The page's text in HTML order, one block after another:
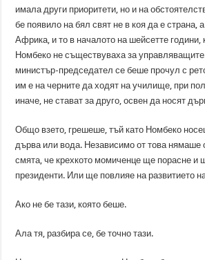
имала други приоритети, но и на
бе появило на бял свят не в коя да е
Африка, и то в началото на шейсетте години,
Номбеко не съществуваха за
министър-председател се беше прочул с
им е на черните да ходят на училище, при
иначе, не стават за друго, освен да носят
Общо взето, грешеше, тъй като Номбеко
дърва или вода. Независимо от това нямаше
смята, че крехкото момиченце ще порасне и
президенти. Или ще повлияе на развитието
Ако не бе тази, която беше.
Ала тя, разбира се, бе точно тази.